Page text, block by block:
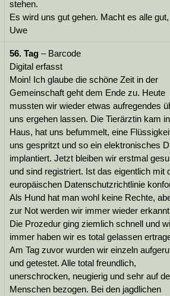
stehen.
Es wird uns gut gehen. Macht es alle
Uwe
56. Tag – Barcode
Digital erfasst
Moin! Ich glaube die schöne Zeit in der
Gemeinschaft geht dem Ende zu. Heute
mussten wir wieder etwas aufregendes
uns ergehen lassen. Die Tierärztin kam
Haus, hat uns befummelt, eine
uns gespritzt und so ein elektronisches
implantiert. Jetzt bleiben wir erstmal
und sind registriert. Ist das eigentlich mit
europäischen Datenschutzrichtlinie
Als Hund hat man wohl keine Rechte,
zur Not werden wir immer wieder
Die Prozedur ging ziemlich schnell und
immer haben wir es total gelassen
Am Tag zuvor wurden wir einzeln
und getestet. Alle total freundlich,
unerschrocken, neugierig und sehr auf
Menschen bezogen. Bei den jagdlichen